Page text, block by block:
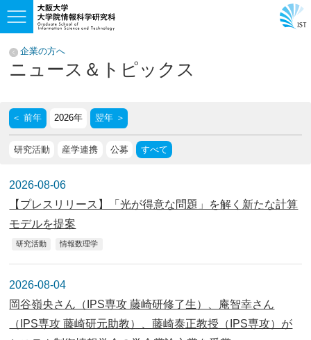
企業の方へ
ニュース＆トピックス
＜ 前年 翌年 ＞
研究活動 産学連携 公募 すべて
2026-08-06
【プレスリリース】「光が得意な問題」を解く新たな計算
モデルを提案
研究活動 情報数理学
2026-08-04
岡谷嶺央さん（IPS専攻 藤崎研修了生）、庵智幸さん
（IPS専攻 藤崎研元助教）、藤崎泰正教授（IPS専攻）が